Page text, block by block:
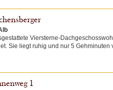
Viersterne-
Sie liegt ruhig und nur 5 Gehminuten
1